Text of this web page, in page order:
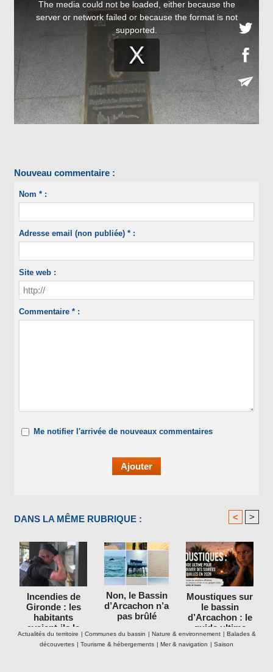
Nouveau commentaire :
Nom * :
Adresse email (non publiée) * :
Site web :
Commentaire * :
Me notifier l'arrivée de nouveaux commentaires
DANS LA MÊME RUBRIQUE : < >
Incendies de
Gironde : les
habitants
avaient-ils le
droit de rester
dans leurs
Non, le Bassin
d’Arcachon n’a
pas brûlé
Moustiques sur
le bassin
d’Arcachon : le
guide ultime
pour retrouver
des soirées
Actualités du territoire | Communes du bassin | Nature & environnement | Balades &
découvertes | Tourisme & hébergements | Mer & navigation | Saison